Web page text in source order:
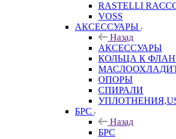
RASTELLI
VOSS
АКСЕССУАРЫ
Назад
АКСЕССУАРЫ
КОЛЬЦА К
ОПОРЫ
СПИРАЛИ
БРС
Назад
БРС